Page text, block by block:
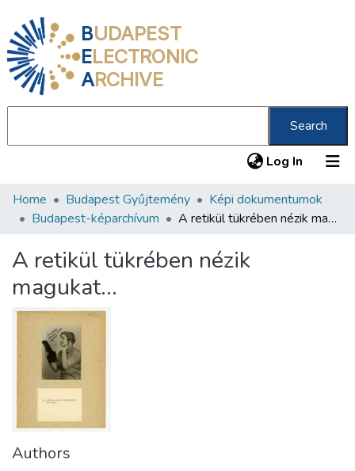
BUDAPEST
ELECTRONIC
ARCHIVE
Search
Log In (current)
Communities & Collections
Statistics
About us
Home Budapest Gyűjtemény
Képi dokumentumok
Budapest-képarchívum
A retikül tükrében nézik magukat...
A retikül tükrében nézik
magukat...
Authors